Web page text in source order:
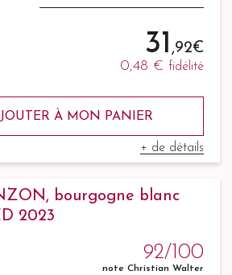
31 ,92 €
0,48 € fidélité
À MON PANIER
+ de détails
bourgogne blanc
2023
92/100
note Christian Walter